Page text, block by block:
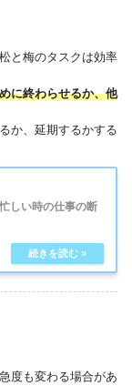
と梅のタスクは効率
に終わらせるか、他
か、延期するかする
しい時の仕事の断
度も変わる場合があ